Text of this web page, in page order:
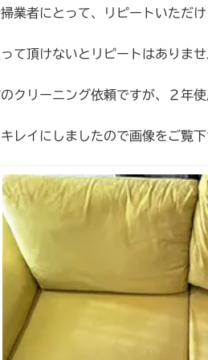
業者にとって、リピートいただ
て頂けないとリピートはありませ
クリーニング依頼ですが、２年
レイにしましたので画像をご覧下